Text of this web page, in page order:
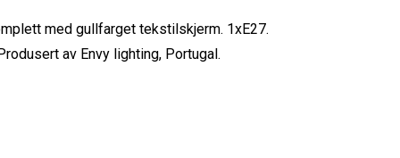
med gullfarget tekstilskjerm. 1xE27.
av Envy lighting, Portugal.